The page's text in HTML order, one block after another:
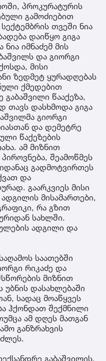
პროკურატურის
გამოძიებით
თვეში ნია
დაიწყო გიგა
იმნაძემ მის
და გიორგი
მისი
ზედმეტ ყურადღებას
ქმედებით
წააქეზა,
თავს დასხმოდა გიგა
გიორგი
და დემეტრე
წაქეზების
ამ მიზნით
შეამოწმეს
გადმოტვირთეს
და
გაარკვიეს მისი
მისამართები,
რა გზით
სახლში.
ადგილი და
საათებში
რიკაძე და
მიზნით
დასახლებაში
სადაც მოაწყვეს
ჰქონდათ შექმნილი
ამ დღეს მათგან
განზრახვის
გაბაშვილის,